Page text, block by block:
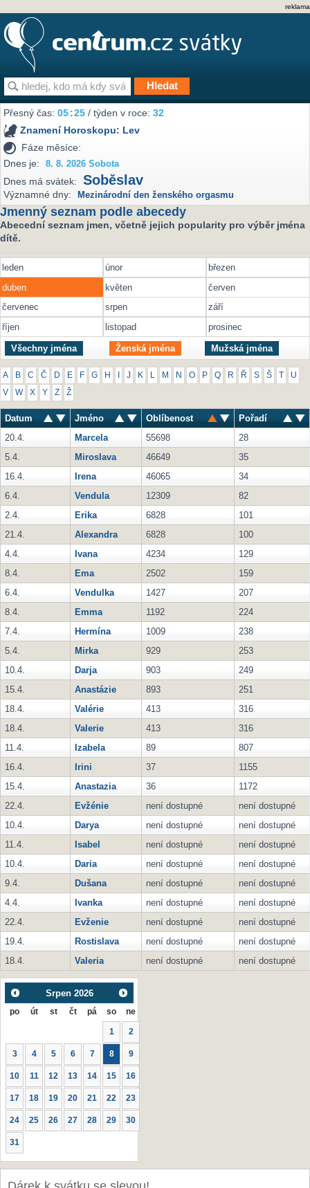
reklama
Přesný čas:05:25 / týden v roce:32
Znamení Horoskopu: Lev
Fáze měsíce:
Dnes je:
8. 8. 2026 Sobota
Dnes má svátek: Soběslav
Významné dny: Mezinárodní den ženského orgasmu
Jmenný seznam podle abecedy
Abecední seznam jmen, včetně jejich popularity pro výběr jména
dítě.
leden únor
březen
duben
květen
červen
červenec
srpen
září
říjen
listopad prosinec
Všechny jména Ženská jména Mužská jména
A B C Č D E F G H J K M N O P Q R Ř S Š U
V W X Y Z Ž
Datum Jméno Oblíbenost
Pořadí
20.4.
Marcela 55698
28
5.4.
Miroslava 46649
35
16.4.
Irena 46065
34
6.4.
Vendula 12309
82
2.4.
Erika 6828
101
21.4.
Alexandra 6828
100
4.4.
Ivana 4234
129
8.4.
Ema 2502
159
6.4.
Vendulka 1427
207
8.4.
Emma 1192
224
7.4.
Hermína 1009
238
5.4.
Mirka 929
253
10.4.
Darja 903
249
15.4.
Anastázie 893
251
18.4.
Valérie 413
316
18.4.
Valerie 413
316
11.4.
Izabela 89
807
16.4.
Irini 37
1155
15.4.
Anastazia 36
1172
22.4.
Evžénie není dostupné
není dostupné
10.4.
Darya není dostupné
není dostupné
11.4.
Isabel není dostupné
není dostupné
10.4.
Daria není dostupné
není dostupné
9.4.
Dušana není dostupné
není dostupné
4.4.
Ivanka není dostupné
není dostupné
22.4.
Evženie není dostupné
není dostupné
19.4.
Rostislava není dostupné
není dostupné
18.4.
Valeria není dostupné není dostupné
Srpen 2026
po út st čt pá so ne
1 2
3 4 5 6 7 8 9
10 11 12 13 14 15 16
17 18 19 20 21 22 23
24 25 26 27 28 29 30
31